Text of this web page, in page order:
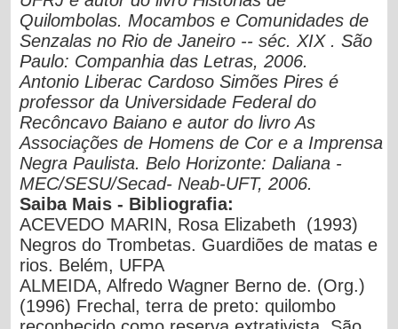
Quilombolas. Mocambos e Comunidades de
Senzalas no Rio de Janeiro -- séc. XIX . São
Paulo: Companhia das Letras, 2006.
Antonio Liberac Cardoso Simões Pires é
professor da Universidade Federal do
Recôncavo Baiano e autor do livro As
Associações de Homens de Cor e a Imprensa
Negra Paulista. Belo Horizonte: Daliana -
MEC/SESU/Secad- Neab-UFT, 2006.
Saiba Mais - Bibliografia:
ACEVEDO MARIN, Rosa Elizabeth (1993)
Negros do Trombetas. Guardiões de matas e
rios. Belém, UFPA
ALMEIDA, Alfredo Wagner Berno de. (Org.)
(1996) Frechal, terra de preto: quilombo